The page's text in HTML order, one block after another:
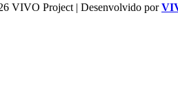
VIVO Project | Desenvolvido por